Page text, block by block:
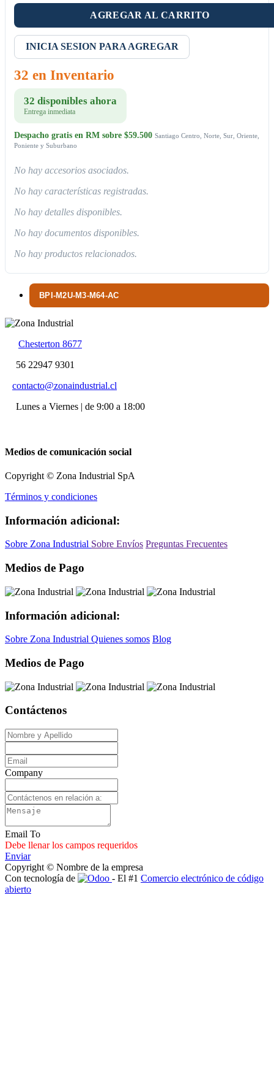
BPI-M2U-M3-M64-AC
AGREGAR AL CARRITO
INICIA SESION PARA AGREGAR
32 en Inventario
32 disponibles ahora
Entrega inmediata
Despacho gratis en RM sobre $59.500 Santiago Centro, Norte, Sur, Oriente,
Poniente y Suburbano
No hay accesorios asociados.
No hay características registradas.
No hay detalles disponibles.
No hay documentos disponibles.
No hay productos relacionados.
Chesterton 8677
56 22947 9301
contacto@zonaindustrial.cl
Lunes a Viernes | de 9:00 a 18:00
Medios de comunicación social
Copyright © Zona Industrial SpA
Términos y condiciones
Información adicional:
Sobre Zona Industrial Sobre Envíos Preguntas Frecuentes
Medios de Pago
Información adicional:
Sobre Zona Industrial Quienes somos Blog
Medios de Pago
Contáctenos
Company
Email To
Debe llenar los campos requeridos
Enviar
Copyright © Nombre de la empresa
Con tecnología de
- El #1 Comercio electrónico de código
abierto